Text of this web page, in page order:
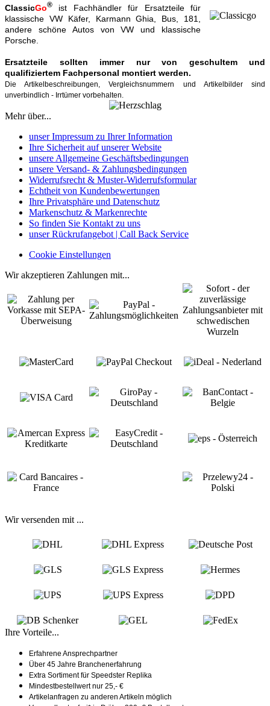
ClassicGo®
ist Fachhändler für Ersatzteile für
klassische VW Käfer, Karmann Ghia, Bus, 181,
andere schöne Autos von VW und klassische
Porsche.
Ersatzteile sollten immer nur von geschultem und
qualifiziertem Fachpersonal montiert werden.
Die Artikelbeschreibungen, Vergleichsnummern und Artikelbilder sind
unverbindlich - Irrtümer vorbehalten.
Mehr über...
unser Impressum zu Ihrer Information
Ihre Sicherheit auf unserer Website
unsere Allgemeine Geschäftsbedingungen
unsere Versand- & Zahlungsbedingungen
Widerrufsrecht & Muster-Widerrufsformular
Echtheit von Kundenbewertungen
Ihre Privatsphäre und Datenschutz
Markenschutz & Markenrechte
So finden Sie Kontakt zu uns
unser Rückrufangebot | Call Back Service
Cookie Einstellungen
Wir akzeptieren Zahlungen mit...
Wir versenden mit ...
Ihre Vorteile...
Erfahrene Ansprechpartner
Über 45 Jahre Branchenerfahrung
Extra Sortiment für Speedster Replika
Mindestbestellwert nur 25,- €
Artikelanfragen zu anderen Artikeln möglich